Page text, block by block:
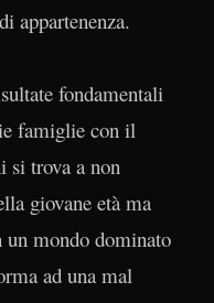
appartenenza.
fondamentali
famiglie con il
si trova a non
giovane età ma
mondo dominato
ad una mal